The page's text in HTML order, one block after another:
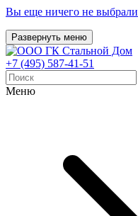
Вы еще ничего не выбрали
Развернуть меню
+7 (495) 587-41-51
Меню